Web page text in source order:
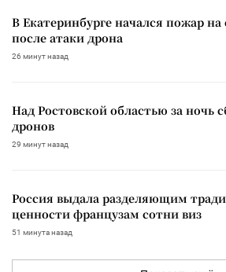
В Екатеринбурге начался пожар
после атаки дрона
26 минут назад
Над Ростовской областью за ночь
дронов
29 минут назад
Россия выдала разделяющим
ценности французам сотни виз
51 минута назад